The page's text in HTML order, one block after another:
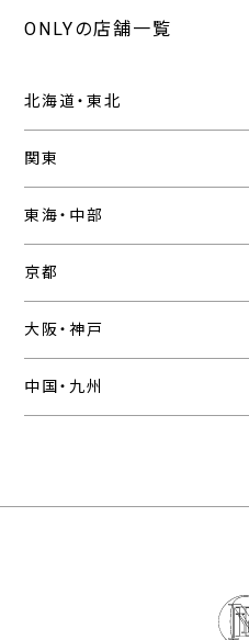
ONLYの店舗一覧
北海道・東北
関東
東海・中部
京都
大阪・神戸
中国・九州